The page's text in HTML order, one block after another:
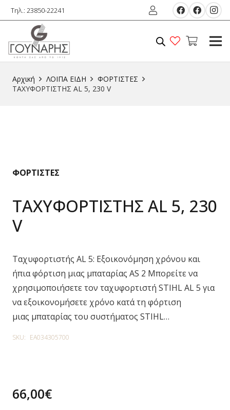
Τηλ.: 23850-22241
Αρχική ΛΟΙΠΑ ΕIΔΗ
ΦΟΡΤΙΣΤΕΣ
ΤΑΧΥΦΟΡΤΙΣΤΗΣ AL 5, 230 V
ΦΟΡΤΙΣΤΕΣ
ΤΑΧΥΦΟΡΤΙΣΤΗΣ AL 5, 230
V
Ταχυφορτιστής AL 5: Εξοικονόμηση χρόνου και
ήπια φόρτιση μιας μπαταρίας AS 2 Μπορείτε να
χρησιμοποιήσετε τον ταχυφορτιστή STIHL AL 5 για
να εξοικονομήσετε χρόνο κατά τη φόρτιση
μιας μπαταρίας του συστήματος STIHL…
SKU: EA034305700
66,00€